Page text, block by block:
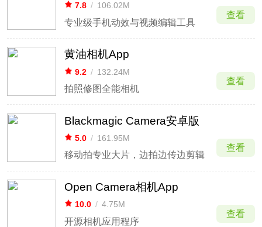
7.8 / 106.02M
专业级手机动效与视频编辑工具
查看
黄油相机App
9.2 / 132.24M
拍照修图全能相机
查看
Blackmagic Camera安卓版
5.0 / 161.95M
移动拍专业大片，边拍边传边剪辑
查看
Open Camera相机App
10.0 / 4.75M
开源相机应用程序
查看